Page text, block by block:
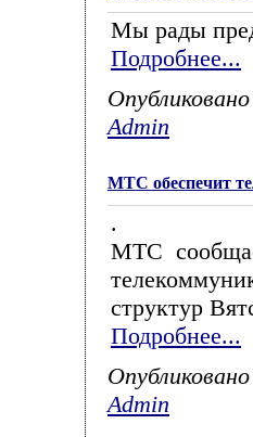
Мы рады
Подробнее...
Admin
МТС обеспечит
.
МТС
структур
Подробнее...
Admin